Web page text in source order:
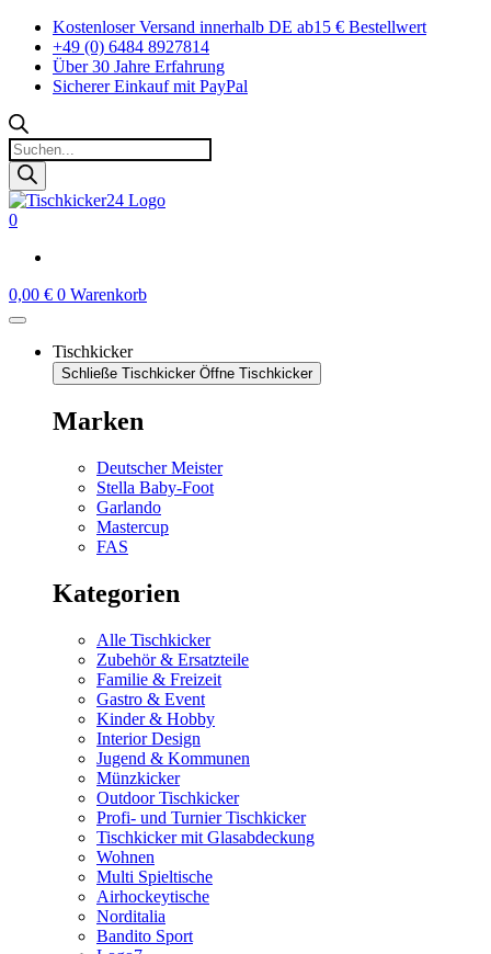
Zum
Inhalt
springen
Kostenloser Versand innerhalb DE ab15 € Bestellwert
+49 (0) 6484 8927814
Über 30 Jahre Erfahrung
Sicherer Einkauf mit PayPal
Products
search
0
0,00 € 0 Warenkorb
Tischkicker
Schließe Tischkicker Öffne Tischkicker
Marken
Deutscher Meister
Stella Baby-Foot
Garlando
Mastercup
FAS
Kategorien
Alle Tischkicker
Zubehör & Ersatzteile
Familie & Freizeit
Gastro & Event
Kinder & Hobby
Interior Design
Jugend & Kommunen
Münzkicker
Outdoor Tischkicker
Profi- und Turnier Tischkicker
Tischkicker mit Glasabdeckung
Wohnen
Multi Spieltische
Airhockeytische
Norditalia
Bandito Sport